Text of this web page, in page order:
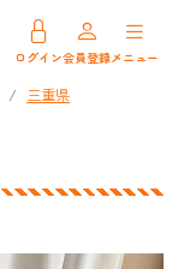
ログイン会員登録メニュー
三重県